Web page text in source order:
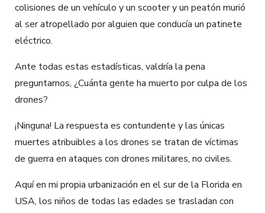
colisiones de un vehículo y un scooter y un peatón murió
al ser atropellado por alguien que conducía un patinete
eléctrico.
Ante todas estas estadísticas, valdría la pena
preguntarnos, ¿Cuánta gente ha muerto por culpa de los
drones?
¡Ninguna! La respuesta es contundente y las únicas
muertes atribuibles a los drones se tratan de víctimas
de guerra en ataques con drones militares, no civiles.
Aquí en mi propia urbanización en el sur de la Florida en
USA, los niños de todas las edades se trasladan con